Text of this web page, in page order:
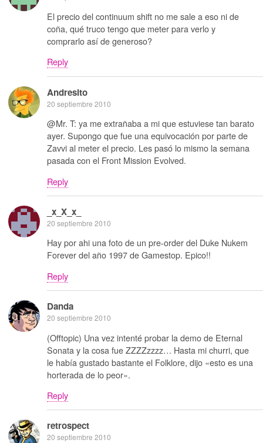
El precio del continuum shift no me sale a eso ni de
coña, qué truco tengo que meter para verlo y
comprarlo así de generoso?
Reply
Andresito
20 septiembre 2010
@Mr. T: ya me extrañaba a mi que estuviese tan barato
ayer. Supongo que fue una equivocación por parte de
Zavvi al meter el precio. Les pasó lo mismo la semana
pasada con el Front Mission Evolved.
Reply
_x_X_x_
20 septiembre 2010
Hay por ahi una foto de un pre-order del Duke Nukem
Forever del año 1997 de Gamestop. Epico!!
Reply
Danda
20 septiembre 2010
(Offtopic) Una vez intenté probar la demo de Eternal
Sonata y la cosa fue ZZZZzzzz… Hasta mi churri, que
le había gustado bastante el Folklore, dijo «esto es una
horterada de lo peor».
Reply
retrospect
20 septiembre 2010